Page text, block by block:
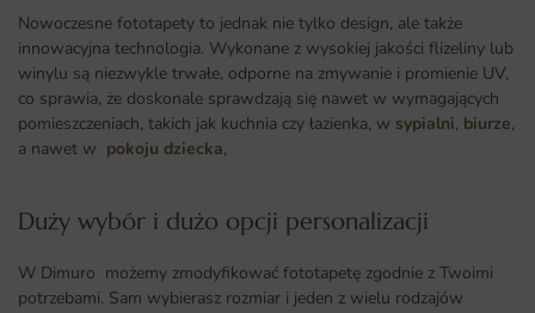
Nowoczesne fototapety to jednak nie tylko design, ale także
innowacyjna technologia. Wykonane z wysokiej jakości flizeliny lub
winylu są niezwykle trwałe, odporne na zmywanie i promienie UV,
co sprawia, że doskonale sprawdzają się nawet w wymagających
pomieszczeniach, takich jak kuchnia czy łazienka, w sypialni, biurze,
a nawet w pokoju dziecka,
Duży wybór i dużo opcji personalizacji ​
W Dimuro możemy zmodyfikować fototapetę zgodnie z Twoimi
potrzebami. Sam wybierasz rozmiar i jeden z wielu rodzajów